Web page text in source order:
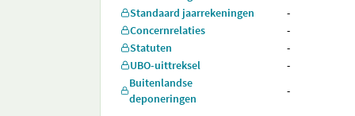
Standaard jaarrekeningen
-
Concernrelaties
-
Statuten
-
UBO-uittreksel
-
Buitenlandse
deponeringen
-